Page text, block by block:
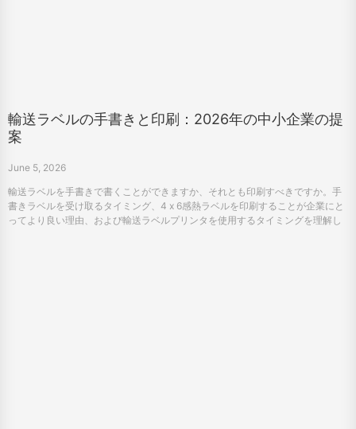
輸送ラベルの手書きと印刷：2026年の中小企業の提
案
June 5, 2026
輸送ラベルを手書きで書くことができますか、それとも印刷すべきですか。手
書きラベルを受け取るタイミング、4 x 6感熱ラベルを印刷することが企業にと
ってより良い理由、および輸送ラベルプリンタを使用するタイミングを理解し